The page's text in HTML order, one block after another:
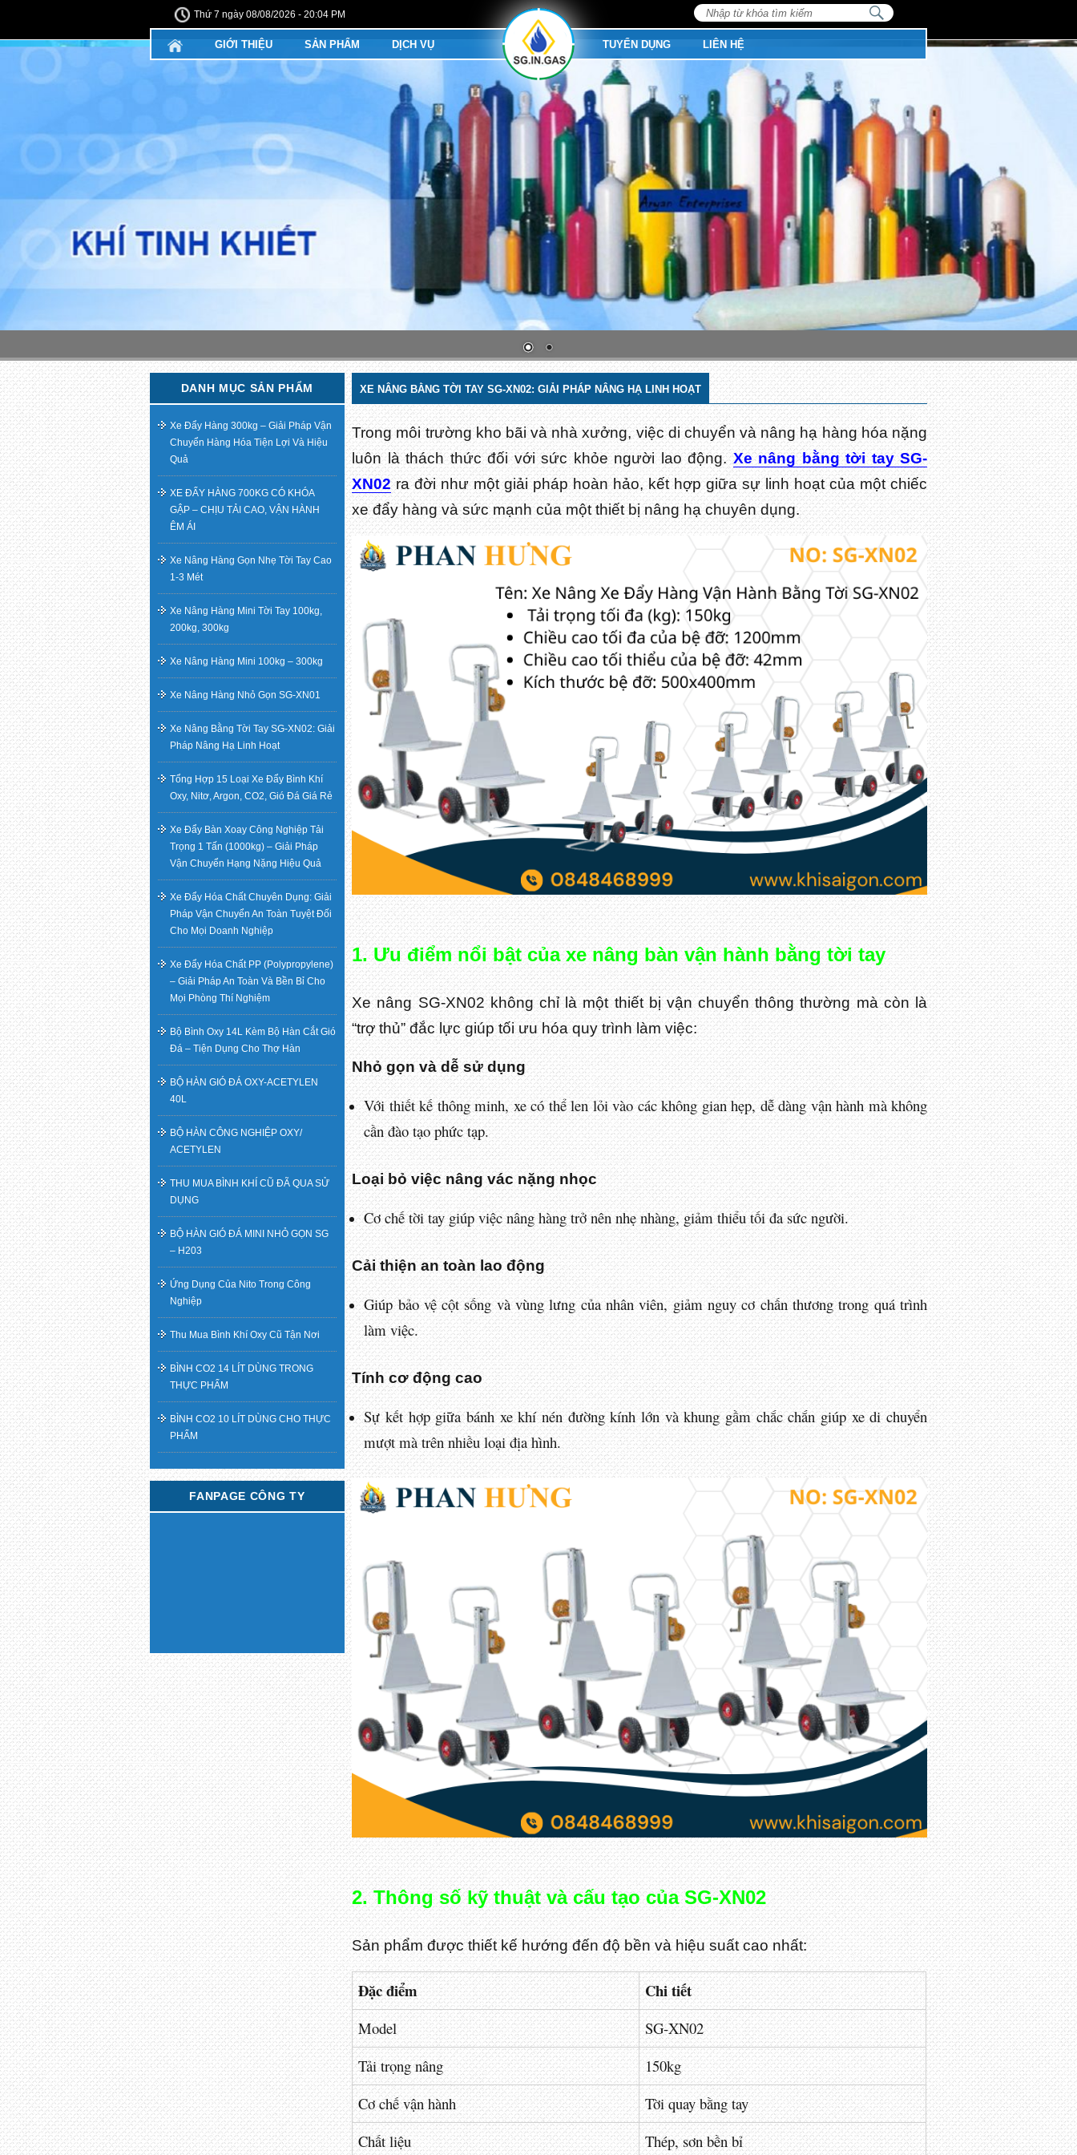
Thứ 7 ngày 08/08/2026 - 20:04 PM
Tìm
kiếm:
NHẬP
TỪ
KHÓA
KIẾM...
GIỚI THIỆU SẢN PHẨM DỊCH VỤ TUYỂN DỤNG LIÊN HỆ
XE NÂNG BẰNG TỜI TAY SG-XN02: GIẢI PHÁP NÂNG HẠ LINH HOẠT
Trong môi trường kho bãi và nhà xưởng, việc di chuyển và nâng hạ hàng hóa nặng
luôn là thách thức đối với sức khỏe người lao động.Xe nâng bằng tời tay SG-
XN02ra đời như một giải pháp hoàn hảo, kết hợp giữa sự linh hoạt của một chiếc
xe đẩy hàng và sức mạnh của một thiết bị nâng hạ chuyên dụng.
1. Ưu điểm nổi bật của xe nâng bàn vận hành bằng tời tay
Xe nâng SG-XN02 không chỉ là một thiết bị vận chuyển thông thường mà còn là
“trợ thủ” đắc lực giúp tối ưu hóa quy trình làm việc:
Nhỏ gọn và dễ sử dụng
Với thiết kế thông minh, xe có thể len lỏi vào các không gian hẹp, dễ dàng vận hành mà không
cần đào tạo phức tạp.
Loại bỏ việc nâng vác nặng nhọc
Cơ chế tời tay giúp việc nâng hàng trở nên nhẹ nhàng, giảm thiểu tối đa sức người.
Cải thiện an toàn lao động
Giúp bảo vệ cột sống và vùng lưng của nhân viên, giảm nguy cơ chấn thương trong quá trình
làm việc.
Tính cơ động cao
Sự kết hợp giữa bánh xe khí nén đường kính lớn và khung gầm chắc chắn giúp xe di chuyển
mượt mà trên nhiều loại địa hình.
2. Thông số kỹ thuật và cấu tạo của SG-XN02
Sản phẩm được thiết kế hướng đến độ bền và hiệu suất cao nhất:
Đặc điểm Chi tiết
Model
SG-XN02
Tải trọng nâng
150kg
Cơ chế vận hành
Tời quay bằng tay
Chất liệu
Thép, sơn bền bỉ
DANH MỤC SẢN PHẨM
Xe Đẩy Hàng 300kg – Giải Pháp Vận
Chuyển Hàng Hóa Tiện Lợi Và Hiệu
Quả
XE ĐẨY HÀNG 700KG CÓ KHÓA
GẬP – CHỊU TẢI CAO, VẬN HÀNH
ÊM ÁI
Xe Nâng Hàng Gọn Nhẹ Tời Tay Cao
1-3 Mét
Xe Nâng Hàng Mini Tời Tay 100kg,
200kg, 300kg
Xe Nâng Hàng Mini 100kg – 300kg
Xe Nâng Hàng Nhỏ Gọn SG-XN01
Xe Nâng Bằng Tời Tay SG-XN02: Giải
Pháp Nâng Hạ Linh Hoạt
Tổng Hợp 15 Loại Xe Đẩy Bình Khí
Oxy, Nitơ, Argon, CO2, Gió Đá Giá Rẻ
Xe Đẩy Bàn Xoay Công Nghiệp Tải
Trọng 1 Tấn (1000kg) – Giải Pháp
Vận Chuyển Hạng Nặng Hiệu Quả
Xe Đẩy Hóa Chất Chuyên Dụng: Giải
Pháp Vận Chuyển An Toàn Tuyệt Đối
Cho Mọi Doanh Nghiệp
Xe Đẩy Hóa Chất PP (Polypropylene)
– Giải Pháp An Toàn Và Bền Bỉ Cho
Mọi Phòng Thí Nghiệm
Bộ Bình Oxy 14L Kèm Bộ Hàn Cắt Gió
Đá – Tiện Dụng Cho Thợ Hàn
BỘ HÀN GIÓ ĐÁ OXY-ACETYLEN
40L
BỘ HÀN CÔNG NGHIỆP OXY/
ACETYLEN
THU MUA BÌNH KHÍ CŨ ĐÃ QUA SỬ
DỤNG
BỘ HÀN GIÓ ĐÁ MINI NHỎ GỌN SG
– H203
Ứng Dụng Của Nito Trong Công
Nghiệp
Thu Mua Bình Khí Oxy Cũ Tận Nơi
BÌNH CO2 14 LÍT DÙNG TRONG
THỰC PHẨM
BÌNH CO2 10 LÍT DÙNG CHO THỰC
PHẨM
FANPAGE CÔNG TY